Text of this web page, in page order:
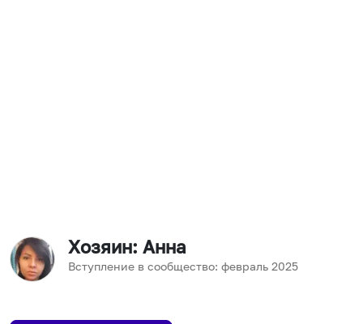
Хозяин: Анна
Вступление в сообщество: февраль 2025